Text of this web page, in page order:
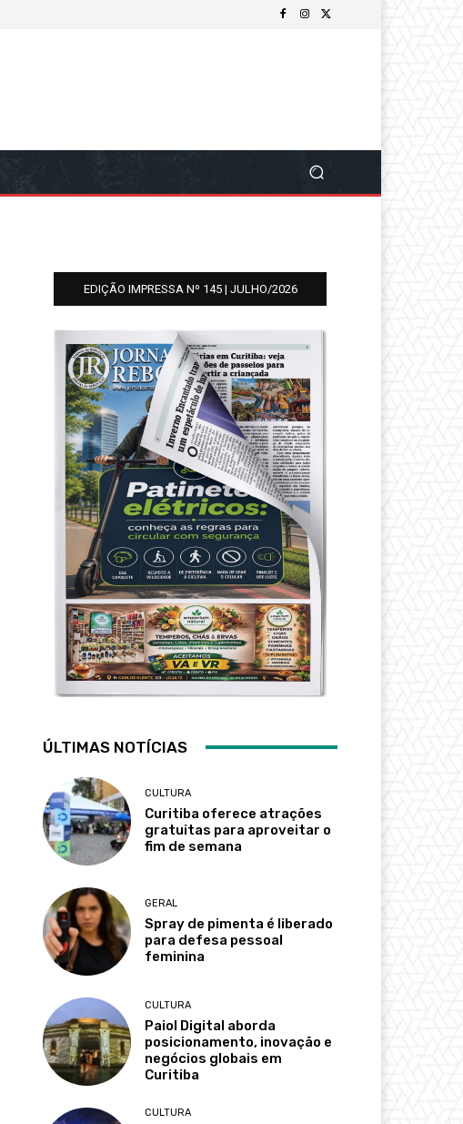
EDIÇÃO IMPRESSA Nº 145 | JULHO/2026
ÚLTIMAS NOTÍCIAS
CULTURA
Curitiba oferece atrações
gratuitas para aproveitar o
fim de semana
GERAL
Spray de pimenta é liberado
para defesa pessoal
feminina
CULTURA
Paiol Digital aborda
posicionamento, inovação e
negócios globais em
Curitiba
CULTURA